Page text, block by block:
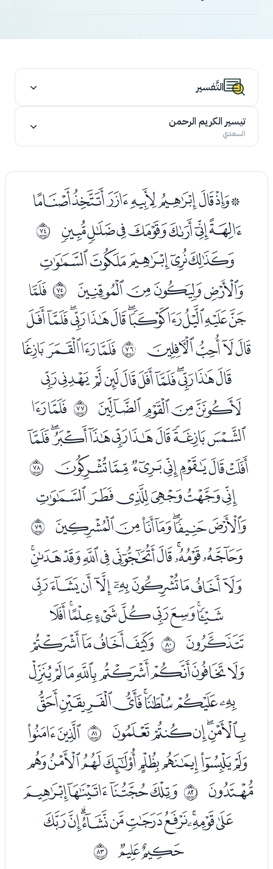
التَّفسير
تيسير الكريم الرحمن
السعدي
ﭑﭒﭓﭔﭕﭖﭗﭘ
ﭙﭚﭛﭜﭝﭞﭟ ﱉ
ﭡﭢﭣﭤﭥ
ﭦﭧﭨﭩ ﱊ ﭫ
ﭬﭭﭮﭯﭰﭱﭲﭳﭴﭵﭶﭷ
ﭸﭹﭺﭻ ﱋﭽﭾﭿﮀ
ﮁﮂﮃﮄﮅﮆﮇﮈﮉﮊﮋ
ﮌﮍﮎﮏ ﱌ ﮑﮒ
ﮓﮔﮕﮖﮗﮘﮙﮚﮛ
ﮜﮝﮞﮟﮠﮡﮢ ﱍ
ﮤﮥﮦﮧﮨﮩ
ﮪﮫﮬﮭﮮﮯﮰ ﱎ
ﯓﯔﯕﯖﯗﯘﯙﯚﯛﯜ
ﯝﯞﯟﯠﯡﯢﯣﯤﯥ
ﯦﯧﯨﯩﯪﯫﯬﯭﯮ
ﯯ ﱏ ﯱﯲﯳﯴ
ﯵﯶﯷﯸﯹﯺﯻﯼ
ﯽﯾﯿﰀﰁﰂﰃ
ﰄﰅﰆﰇﰈ ﱐ ﭑﭒ
ﭓﭔﭕﭖﭗﭘﭙﭚ
ﭛ ﱑ ﭝﭞﭟﭠ
ﭡﭢﭣﭤﭥﭦﭧﭨﭩﭪ
ﭫﭬ ﱒ